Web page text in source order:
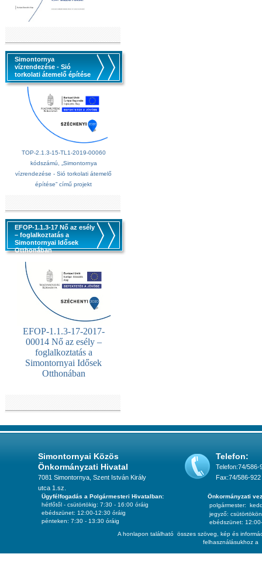
Simontornya
vízrendezése - Sió
torkolati átemelő építése
TOP-2.1.3-15-TL1-2019-00060
kódszámú, „Simontornya
vízrendezése - Sió torkolati átemelő
építése” című projekt
EFOP-1.1.3-17 Nő az esély
– foglalkoztatás a
Simontornyai Idősek
Otthonában
EFOP-1.1.3-17-2017-
00014 Nő az esély –
foglalkoztatás a
Simontornyai Idősek
Otthonában
Simontornyai Közös
Önkormányzati Hivatal
7081 Simontornya, Szent István Király
utca 1.sz.
Telefon:
Telefon:74/586-
Fax:74/586-922
A honlapon található összes szöveg, kép és
felhasználásukhoz a
Ügyfélfogadás a Polgármesteri Hivatalban:
hétfőtől - csütörtökig: 7:30 - 16:00 óráig
ebédszünet: 12:00-12:30 óráig
pénteken: 7:30 - 13:30 óráig
Önkormányzati
polgármester:
jegyző: csütörtökön
ebédszünet: